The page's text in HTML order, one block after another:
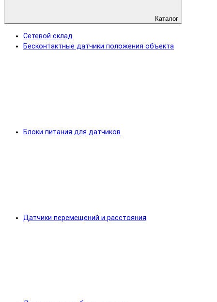
Каталог
Сетевой склад
Бесконтактные датчики положения объекта
Блоки питания для датчиков
Датчики перемещений и расстояния